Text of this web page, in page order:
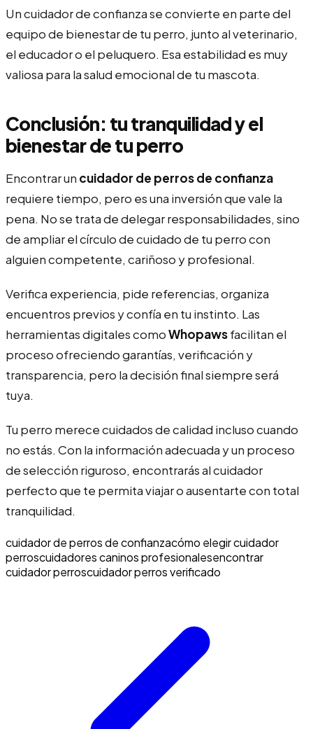
Un cuidador de confianza se convierte en parte del
equipo de bienestar de tu perro, junto al veterinario,
el educador o el peluquero. Esa estabilidad es muy
valiosa para la salud emocional de tu mascota.
Conclusión: tu tranquilidad y el
bienestar de tu perro
Encontrar un cuidador de perros de confianza
requiere tiempo, pero es una inversión que vale la
pena. No se trata de delegar responsabilidades, sino
de ampliar el círculo de cuidado de tu perro con
alguien competente, cariñoso y profesional.
Verifica experiencia, pide referencias, organiza
encuentros previos y confía en tu instinto. Las
herramientas digitales comoWhopawsfacilitan el
proceso ofreciendo garantías, verificación y
transparencia, pero la decisión final siempre será
tuya.
Tu perro merece cuidados de calidad incluso cuando
no estás. Con la información adecuada y un proceso
de selección riguroso, encontrarás al cuidador
perfecto que te permita viajar o ausentarte con total
tranquilidad.
cuidador de perros de confianzacómo elegir cuidador
perroscuidadores caninos profesionalesencontrar
cuidador perroscuidador perros verificado